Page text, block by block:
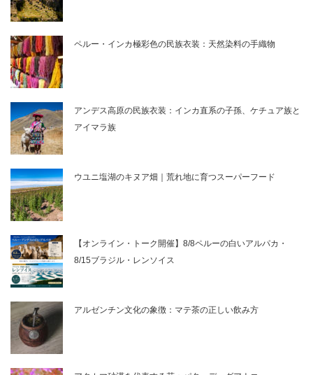
ペルー・インカ極彩色の民族衣装：天然染料の手織物
アンデス高原の民族衣装：インカ直系の子孫、ケチュア族と
アイマラ族
ウユニ塩湖のキヌア畑｜荒れ地に育つスーパーフード
【オンライン・トーク開催】8/8ペルーの白いアルパカ・
8/15ブラジル・レンソイス
アルゼンチン文化の象徴：マテ茶の正しい飲み方